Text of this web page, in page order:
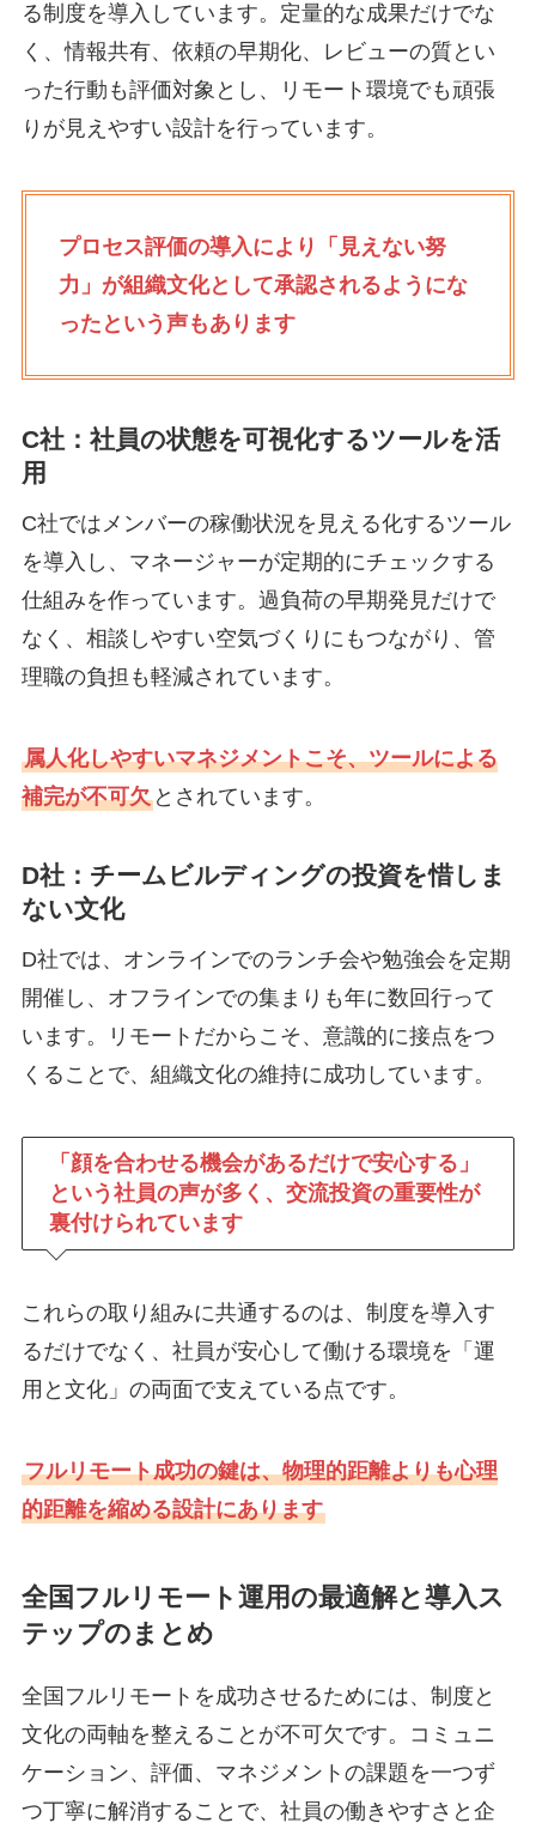
る制度を導入しています。定量的な成果だけでな
く、情報共有、依頼の早期化、レビューの質とい
った行動も評価対象とし、リモート環境でも頑張
りが見えやすい設計を行っています。
プロセス評価の導入により「見えない努
力」が組織文化として承認されるようにな
ったという声もあります
C社：社員の状態を可視化するツールを活
用
C社ではメンバーの稼働状況を見える化するツール
を導入し、マネージャーが定期的にチェックする
仕組みを作っています。過負荷の早期発見だけで
なく、相談しやすい空気づくりにもつながり、管
理職の負担も軽減されています。
属人化しやすいマネジメントこそ、ツールによる
補完が不可欠とされています。
D社：チームビルディングの投資を惜しま
ない文化
D社では、オンラインでのランチ会や勉強会を定期
開催し、オフラインでの集まりも年に数回行って
います。リモートだからこそ、意識的に接点をつ
くることで、組織文化の維持に成功しています。
「顔を合わせる機会があるだけで安心する」
という社員の声が多く、交流投資の重要性が
裏付けられています
これらの取り組みに共通するのは、制度を導入す
るだけでなく、社員が安心して働ける環境を「運
用と文化」の両面で支えている点です。
フルリモート成功の鍵は、物理的距離よりも心理
的距離を縮める設計にあります
全国フルリモート運用の最適解と導入ス
テップのまとめ
全国フルリモートを成功させるためには、制度と
文化の両軸を整えることが不可欠です。コミュニ
ケーション、評価、マネジメントの課題を一つず
つ丁寧に解消することで、社員の働きやすさと企